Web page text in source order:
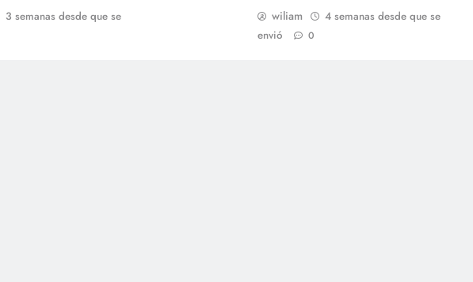
3 semanas desde que se
wiliam
4 semanas desde que se
envió
0